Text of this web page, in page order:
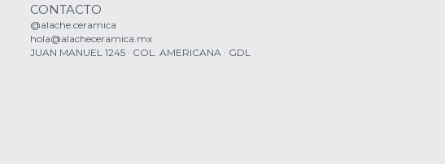
JUAN MANUEL 1245 · COL. AMERICANA · GDL